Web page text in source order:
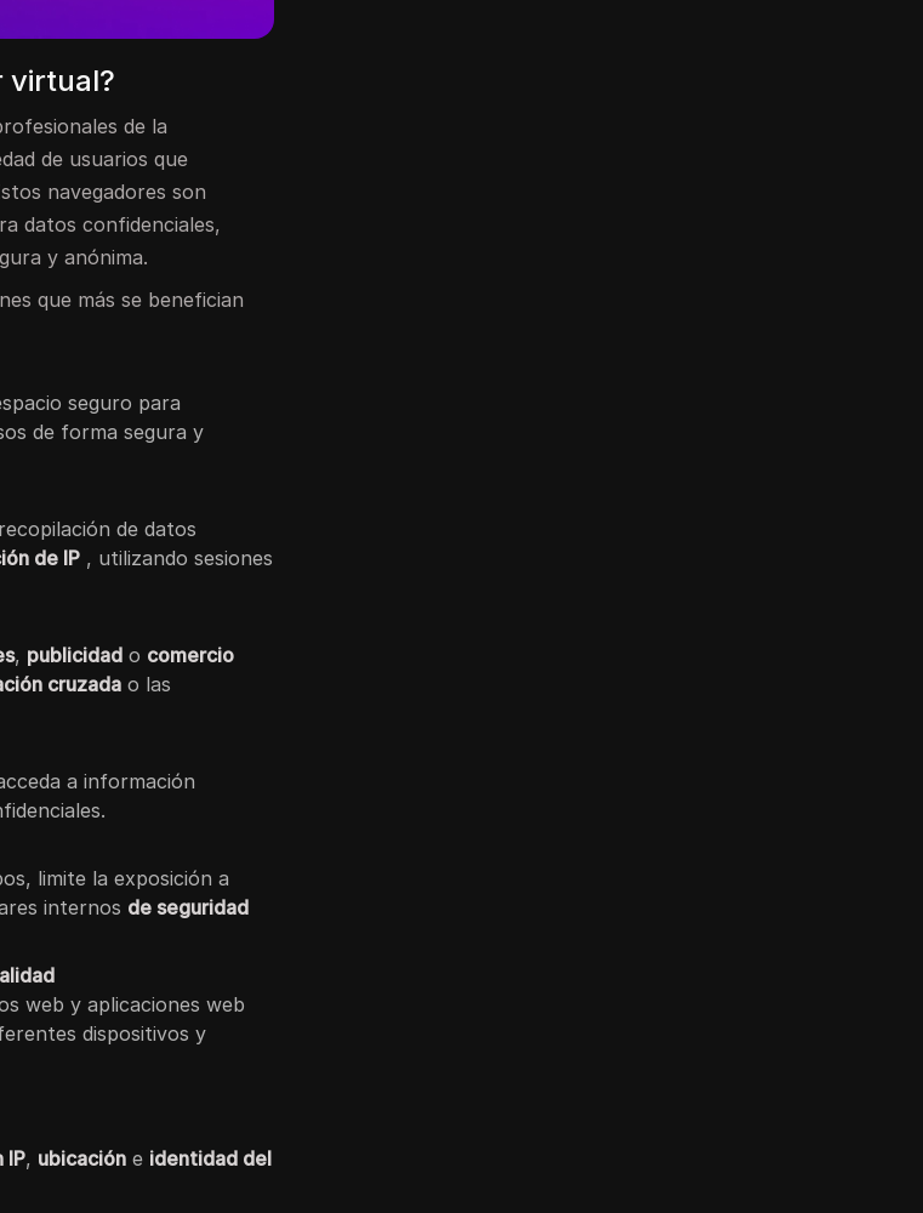
virtual?
de la
de usuarios que
navegadores son
datos confidenciales,
y anónima.
que más se benefician
seguro para
de forma segura y
de datos
de IP , utilizando sesiones
, publicidad o comercio
cruzada o las
a información
limite la exposición a
internos de seguridad
web y aplicaciones web
dispositivos y
IP, ubicación e identidad del